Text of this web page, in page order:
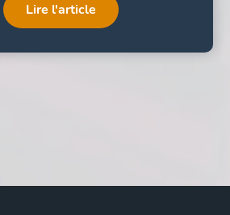
Lire l'article